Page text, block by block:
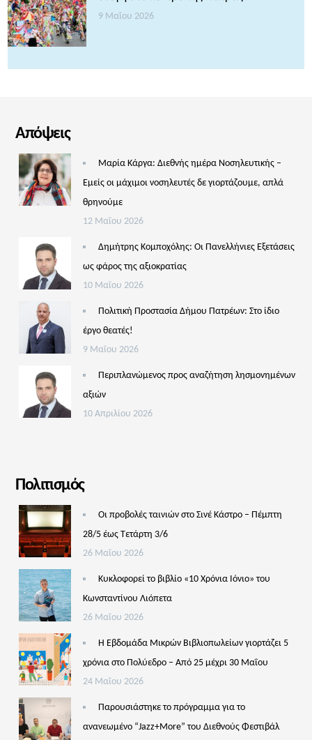
9 Μαΐου 2026
Απόψεις
Μαρία Κάργα: Διεθνής ημέρα Νοσηλευτικής –
Εμείς οι μάχιμοι νοσηλευτές δε γιορτάζουμε, απλά
θρηνούμε
12 Μαΐου 2026
Δημήτρης Κομποχόλης: Οι Πανελλήνιες Εξετάσεις
ως φάρος της αξιοκρατίας
10 Μαΐου 2026
Πολιτική Προστασία Δήμου Πατρέων: Στο ίδιο
έργο θεατές!
9 Μαΐου 2026
Περιπλανώμενος προς αναζήτηση λησμονημένων
αξιών
10 Απριλίου 2026
Πολιτισμός
Οι προβολές ταινιών στο Σινέ Κάστρο – Πέμπτη
28/5 έως Τετάρτη 3/6
26 Μαΐου 2026
Κυκλοφορεί το βιβλίο «10 Χρόνια Ιόνιο» του
Κωνσταντίνου Λιόπετα
26 Μαΐου 2026
Η Εβδομάδα Μικρών Βιβλιοπωλείων γιορτάζει 5
χρόνια στο Πολύεδρο – Από 25 μέχρι 30 Μαΐου
24 Μαΐου 2026
Παρουσιάστηκε το πρόγραμμα για το
ανανεωμένο “Jazz+More” του Διεθνούς Φεστιβάλ